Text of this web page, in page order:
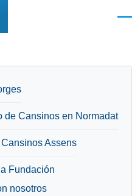
de Cansinos en Normadat
Assens
Fundación
nosotros